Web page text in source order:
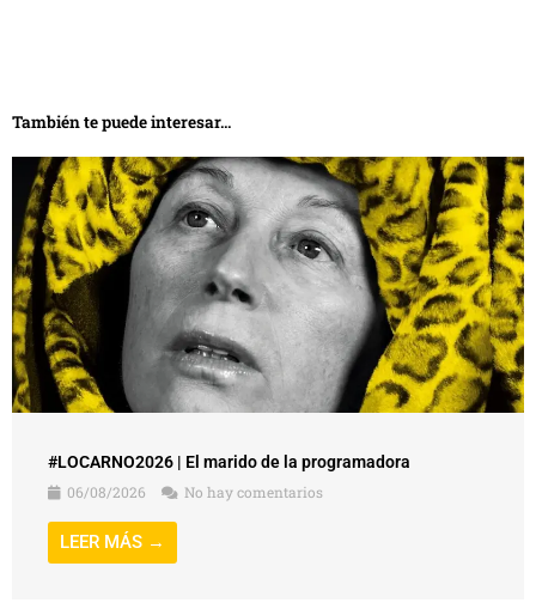
También te puede interesar...
#LOCARNO2026 | El marido de la programadora
06/08/2026
No hay comentarios
LEER MÁS →